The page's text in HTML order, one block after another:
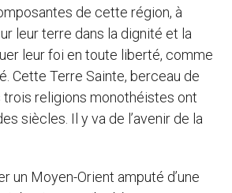
de cette région, à
leur terre dans la dignité et la
leur foi en toute liberté, comme
Cette Terre Sainte, berceau de
trois religions monothéistes ont
siècles. Il y va de l’avenir de la
un Moyen-Orient amputé d’une